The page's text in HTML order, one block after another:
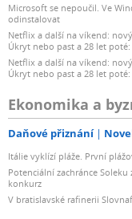
Microsoft se nepoučil. Ve
odinstalovat
Netflix a další na víkend:
Úkryt nebo past a 28 let
Netflix a další na víkend:
Úkryt nebo past a 28 let
Ekonomika a
Daňové přiznání
Itálie vyklízí pláže. První
Potenciální zachránce
konkurz
V bratislavské rafinerii